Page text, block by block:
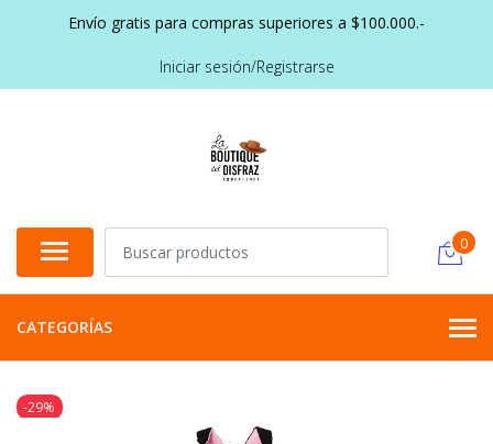
Envío gratis para compras superiores a $100.000.-
Iniciar sesión/Registrarse
0
CATEGORÍAS
-29%